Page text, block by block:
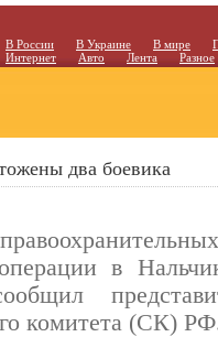
В России В Украине В мире
Интернет
Авто Лента Разное
два боевика
в
комитета (СК)